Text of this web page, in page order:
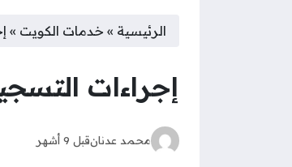
الرئيسية » خدمات الكويت »
إجراءات التسجيل
محمد عدنانقبل 9 أشهر